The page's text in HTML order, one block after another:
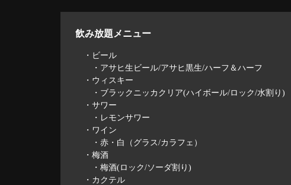
飲み放題メニュー
・ビール
・アサヒ生ビール/アサヒ黒生/ハーフ＆ハーフ
・ウィスキー
・ブラックニッカクリア(ハイボール/ロック/水割り)
・サワー
・レモンサワー
・ワイン
・赤・白（グラス/カラフェ）
・梅酒
・梅酒(ロック/ソーダ割り)
・カクテル